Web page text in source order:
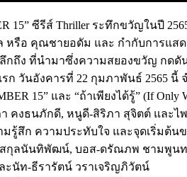
15” ซีรีส์ Thriller ระทึกขวัญในปี
หรือ คุณชายอดัม และ กำกับการแ
กถึง ที่นำมาซึ่งความสยองขวัญ ก
ก วันอังคารที่ 22 กุมภาพันธ์ 2565
15” และ “ถ้าเพียงได้รู้” (If
งธนภักดี, หนูดี-สิริภา สุจิตต์ และไ
รู้สึก ความประทับใจ และจุดเริ่มต้
กุลนันทิพัฒน์, บอส-ดรัณภพ ชามพู
ะนัท-ธีรารัตน์ วราเจริญภิวัตน์